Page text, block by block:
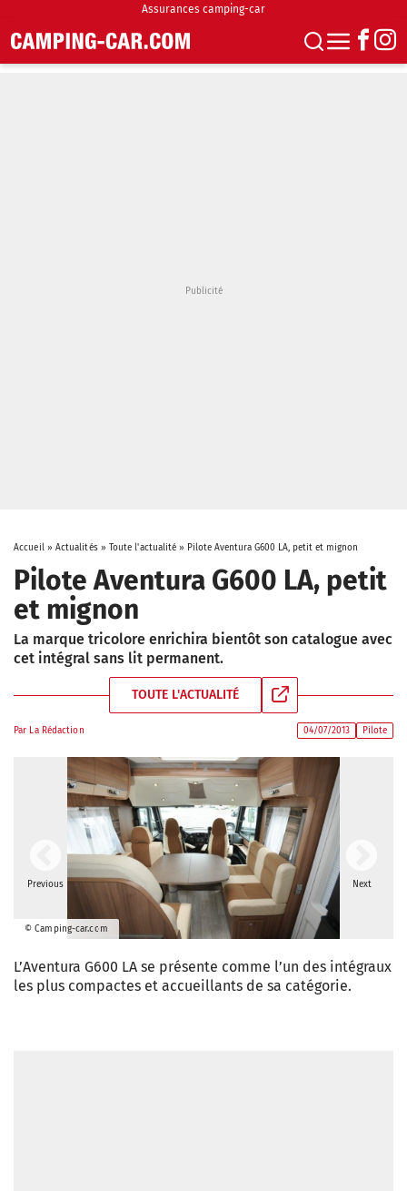
Assurances camping-car
Accueil» Actualités» Toute l'actualité » Pilote Aventura G600 LA, petit et mignon
Pilote Aventura G600 LA, petit
et mignon
La marque tricolore enrichira bientôt son catalogue avec
cet intégral sans lit permanent.
TOUTE L'ACTUALITÉ
Par La Rédaction 04/07/2013 Pilote
Previous
© Camping-car.com
Next
L’Aventura G600 LA se présente comme l’un des intégraux
les plus compactes et accueillants de sa catégorie.